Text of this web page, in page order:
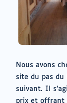
Nous avons
site du pas du
suivant. Il
prix et offrant